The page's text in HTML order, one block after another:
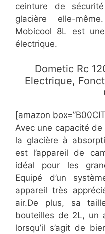
ceinture de
glacière elle-
Mobicool 8L est
électrique.
​Dometic Rc
Electrique,
[amazon
​Avec une capacité
la glacière à
est l’appareil de
idéal pour les
Equipé d’un
appareil très
air.De plus, sa
bouteilles de 2L, un
lorsqu’il s’agit de